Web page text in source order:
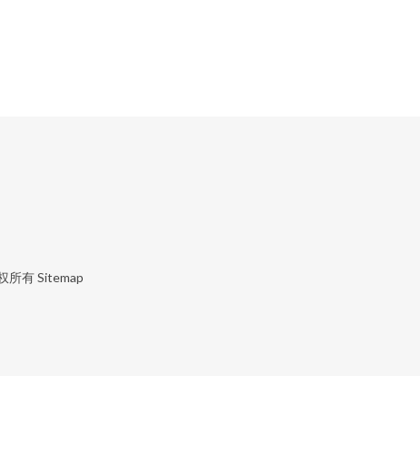
所有Sitemap